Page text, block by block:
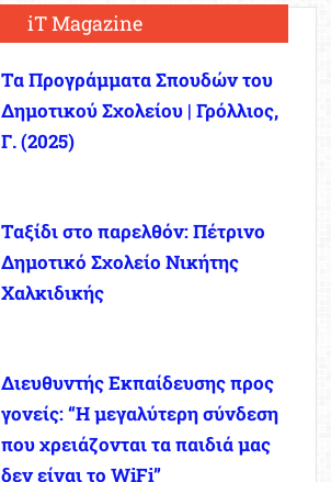
iT Magazine
Τα Προγράμματα Σπουδών του
Δημοτικού Σχολείου | Γρόλλιος,
Γ. (2025)
Ταξίδι στο παρελθόν: Πέτρινο
Δημοτικό Σχολείο Νικήτης
Χαλκιδικής
Διευθυντής Εκπαίδευσης προς
γονείς: “Η μεγαλύτερη σύνδεση
που χρειάζονται τα παιδιά μας
δεν είναι το WiFi”